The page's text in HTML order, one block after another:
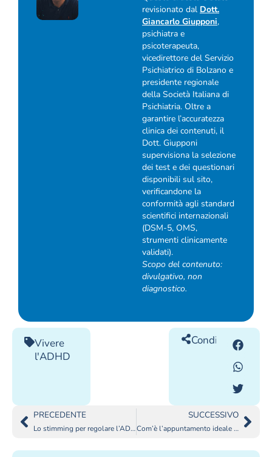
revisionato dal Dott.
Giancarlo Giupponi,
psichiatra e
psicoterapeuta,
vicedirettore del Servizio
Psichiatrico di Bolzano e
presidente regionale
della Società Italiana di
Psichiatria. Oltre a
garantire l’accuratezza
clinica dei contenuti, il
Dott. Giupponi
supervisiona la selezione
dei test e dei questionari
disponibili sul sito,
verificandone la
conformità agli standard
scientifici internazionali
(DSM-5, OMS,
strumenti clinicamente
validati).
Scopo del contenuto:
divulgativo, non
diagnostico.
Vivere
l'ADHD
Condividilo
PRECEDENTE
Lo stimming per regolare l’ADHD
SUCCESSIVO
Com’è l’appuntamento ideale per gli ADHD?